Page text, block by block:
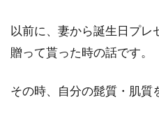
以前に、妻から誕生日プレ
贈って貰った時の話です。
その時、自分の髭質・肌質